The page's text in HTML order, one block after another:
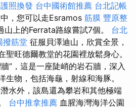
護照換發 台中國術館推薦 台北記帳
，您可以走Esramos 筋膜 豐原整
山上的Ferrata路線嘗試7個。 台北
撥筋堂 征服貝澤迪山，欣賞全景，
聖旺德爾教堂的花園裡放鬆身心。
”，這是一座陡峭的岩石牆，深入
生物，包括海龜，射線和海豚。
水外，該島還為攀岩和其他極端
台中推拿推薦 血腥海灣海洋公園